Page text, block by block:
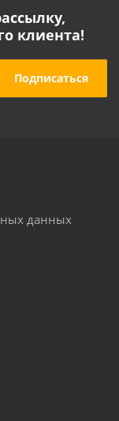
клиента!
данных